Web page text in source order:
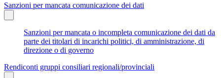
Sanzioni per mancata comunicazione dei dati
Sanzioni per mancata o incompleta comunicazione dei dati da
parte dei titolari di incarichi politici, di amministrazione, di
direzione o di governo
Rendiconti gruppi consiliari regionali/provinciali